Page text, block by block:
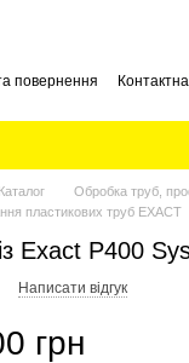
повернення
Каталог Обробка труб,
пластикових труб EXACT
Exact P400
Написати відгук
грн